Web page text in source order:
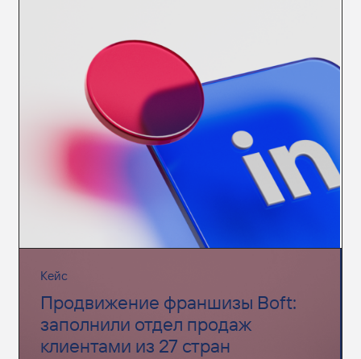
Кейс
Продвижение франшизы Boft:
заполнили отдел продаж
клиентами из 27 стран